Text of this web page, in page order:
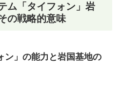
ム「タイフォン」岩
の戦略的意味
ン」の能力と岩国基地の